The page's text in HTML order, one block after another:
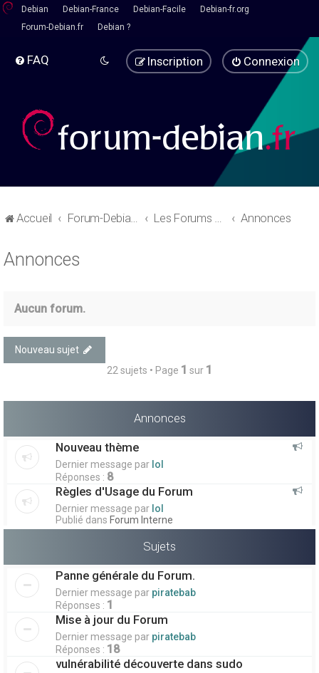
Debian Debian-France Debian-Facile
Debian-fr.org
Forum-Debian.fr
Debian ?
FAQ Connexion
Inscription
Accueil Forum-Debian.fr Les Forums d'aide Annonces
Annonces
Aucun forum.
Nouveau sujet
22 sujets • Page 1 sur 1
Annonces
Nouveau thème
Dernier message par lol
Réponses : 8
Règles d'Usage du Forum
Dernier message par lol
Publié dans Forum Interne
Sujets
Panne générale du Forum.
Dernier message par piratebab
Réponses : 1
Mise à jour du Forum
Dernier message par piratebab
Réponses : 18
vulnérabilité découverte dans sudo